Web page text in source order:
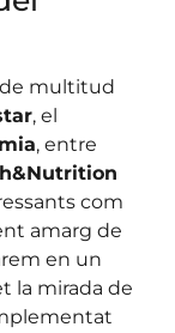
de multitud
, el
, entre
com
amarg de
en un
la mirada de